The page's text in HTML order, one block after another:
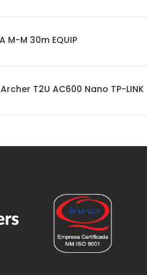
M-M 30m EQUIP
T2U AC600 Nano TP-LINK